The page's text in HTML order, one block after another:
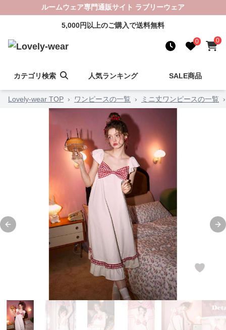
ルームウェア専門通販サイト ラブリーウェア
5,000円以上のご購入で送料無料
0 0
カテゴリ検索 人気ランキング SALE商品
Lovely-wear TOP › ワンピースの一覧 › ミニ丈ワンピースの一覧 ›
Previous slide